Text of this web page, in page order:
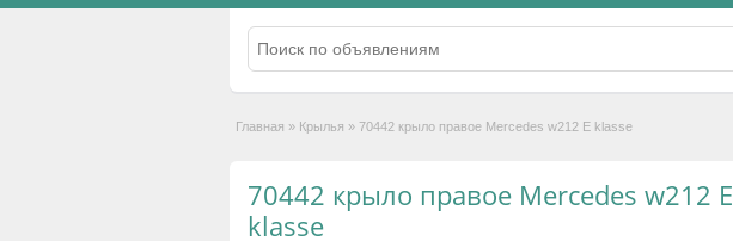
Главная » Крылья » 70442 крыло правое Mercedes w212 E klasse
70442 крыло правое Mercedes w212 E
klasse